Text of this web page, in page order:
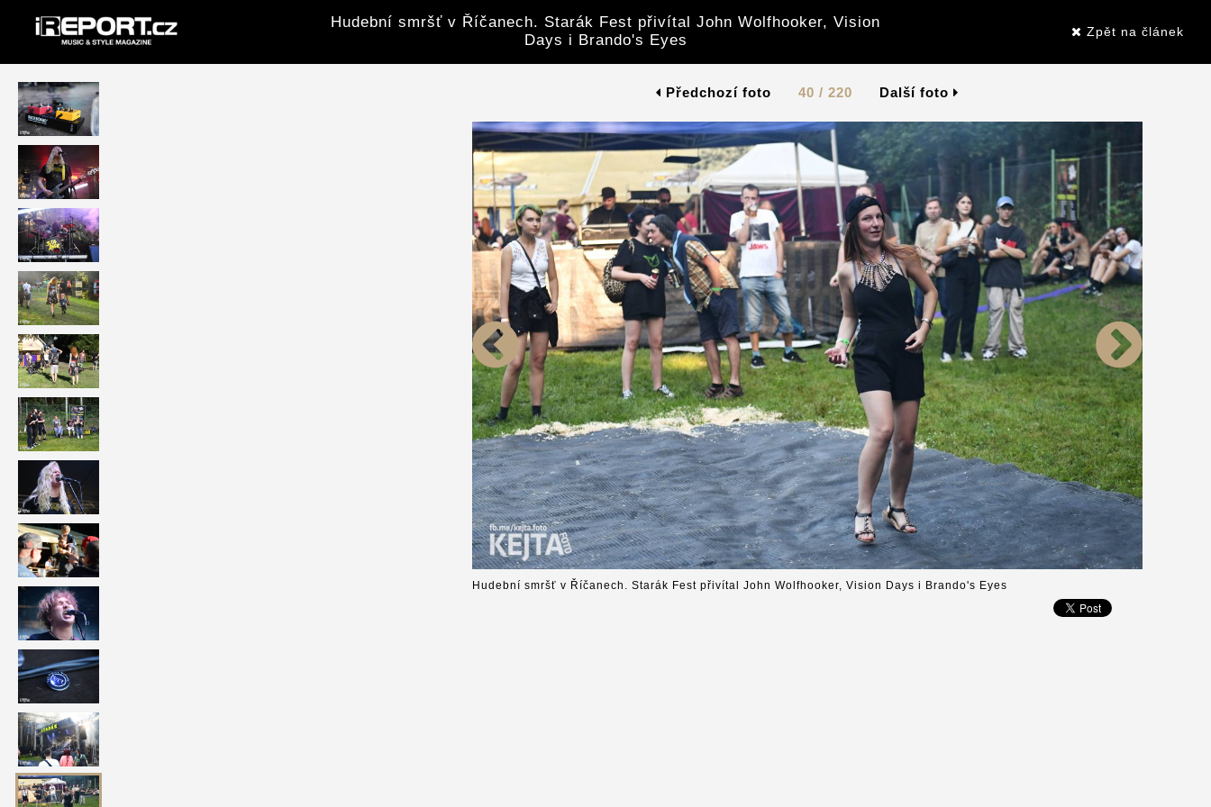
Hudební smršť v Říčanech. Starák Fest přivítal John Wolfhooker, Vision
Days i Brando's Eyes
Zpět na článek
Předchozí foto 40 / 220 Další foto
Hudební smršť v Říčanech. Starák Fest přivítal John Wolfhooker, Vision Days i Brando's Eyes